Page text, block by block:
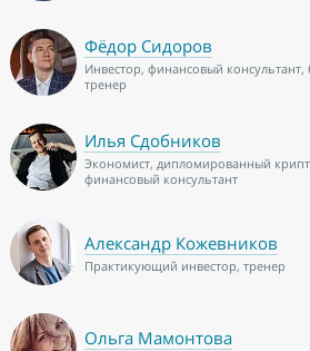
Фёдор Сидоров
Инвестор, финансовый консультант,
тренер
Илья Сдобников
Экономист, дипломированный
финансовый консультант
Александр Кожевников
Практикующий инвестор, тренер
Ольга Мамонтова